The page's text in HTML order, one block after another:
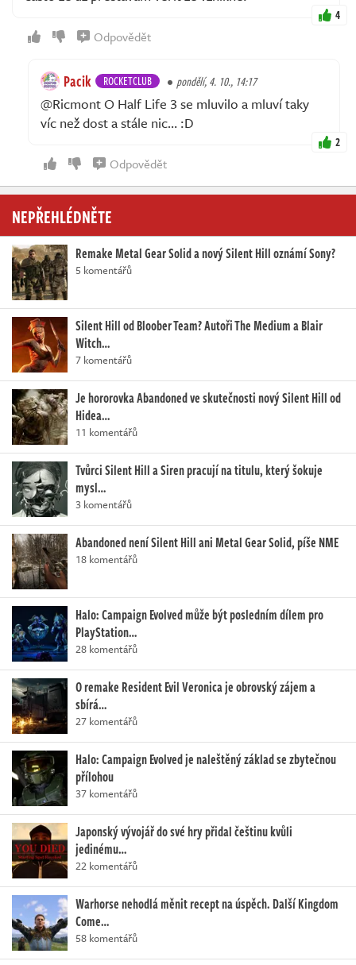
4
Odpovědět
Pacik ROCKETCLUB pondělí, 4. 10., 14:17
@Ricmont O Half Life 3 se mluvilo a mluví taky
víc než dost a stále nic… :D
2
Odpovědět
NEPŘEHLÉDNĚTE
Remake Metal Gear Solid a nový Silent Hill oznámí Sony?
5 komentářů
Silent Hill od Bloober Team? Autoři The Medium a Blair
Witch…
7 komentářů
Je hororovka Abandoned ve skutečnosti nový Silent Hill od
Hidea…
11 komentářů
Tvůrci Silent Hill a Siren pracují na titulu, který šokuje
mysl…
3 komentářů
Abandoned není Silent Hill ani Metal Gear Solid, píše NME
18 komentářů
Halo: Campaign Evolved může být posledním dílem pro
PlayStation…
28 komentářů
O remake Resident Evil Veronica je obrovský zájem a
sbírá…
27 komentářů
Halo: Campaign Evolved je naleštěný základ se zbytečnou
přílohou
37 komentářů
Japonský vývojář do své hry přidal češtinu kvůli
jedinému…
22 komentářů
Warhorse nehodlá měnit recept na úspěch. Další Kingdom
Come…
58 komentářů